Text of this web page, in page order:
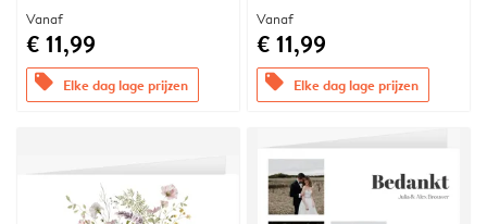
Vanaf
€ 11,99
offers Elke dag lage prijzen
Vanaf
€ 11,99
offers Elke dag lage prijzen